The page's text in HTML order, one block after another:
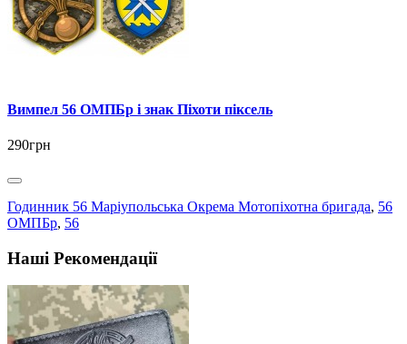
Вимпел 56 ОМПБр і знак Піхоти піксель
290грн
Годинник 56 Маріупольська Окрема Мотопіхотна бригада, 56
ОМПБр, 56
Наші Рекомендації